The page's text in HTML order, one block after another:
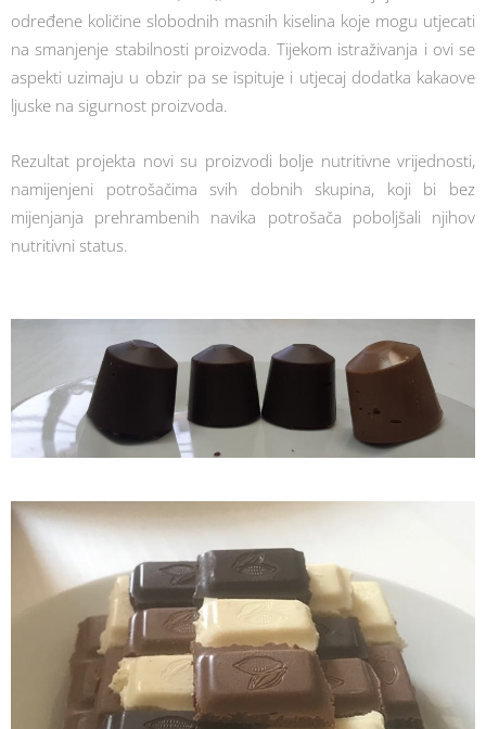
određene količine slobodnih masnih kiselina koje mogu utjecati
na smanjenje stabilnosti proizvoda. Tijekom istraživanja i ovi se
aspekti uzimaju u obzir pa se ispituje i utjecaj dodatka kakaove
ljuske na sigurnost proizvoda.
Rezultat projekta novi su proizvodi bolje nutritivne vrijednosti,
namijenjeni potrošačima svih dobnih skupina, koji bi bez
mijenjanja prehrambenih navika potrošača poboljšali njihov
nutritivni status.